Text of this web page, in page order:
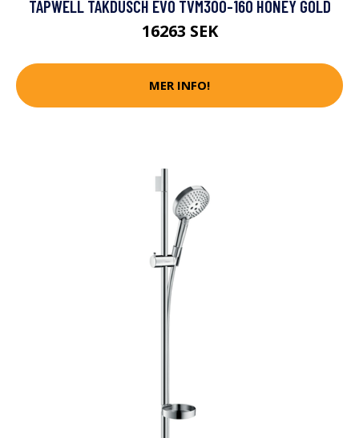
TAPWELL TAKDUSCH EVO TVM300-160 HONEY GOLD
16263 SEK
MER INFO!